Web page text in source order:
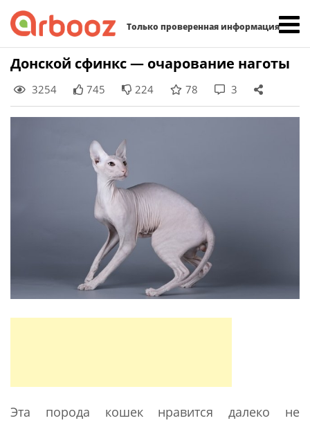
Только проверенная информация
Skip
to
content
Донской сфинкс — очарование наготы
3254 745 224 78 3
Эта порода кошек нравится далеко не
Найти: